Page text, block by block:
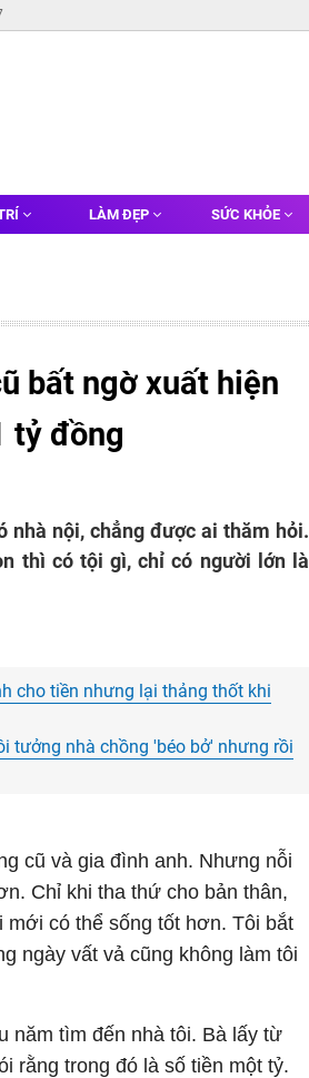
LÀM ĐẸP SỨC KHỎE
bất ngờ xuất hiện
tỷ đồng
nhà nội, chẳng được ai thăm hỏi.
thì có tội gì, chỉ có người lớn là
cho tiền nhưng lại thảng thốt khi
tưởng nhà chồng 'béo bở' nhưng rồi
cũ và gia đình anh. Nhưng nỗi
Chỉ khi tha thứ cho bản thân,
mới có thể sống tốt hơn. Tôi bắt
ngày vất vả cũng không làm tôi
năm tìm đến nhà tôi. Bà lấy từ
rằng trong đó là số tiền một tỷ.